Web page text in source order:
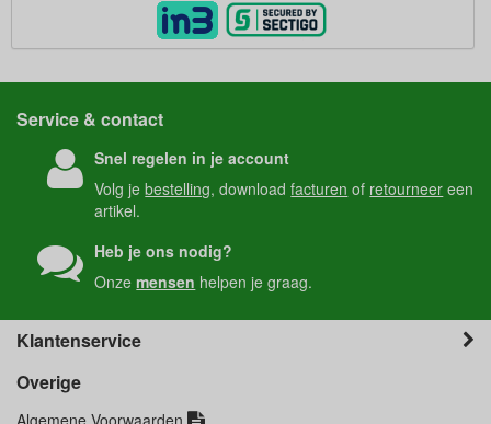
Service & contact
Snel regelen in je account
Volg jebestelling, downloadfacturen of retourneer een
artikel.
Heb je ons nodig?
Onzemensen helpen je graag.
Klantenservice
Overige
Algemene Voorwaarden